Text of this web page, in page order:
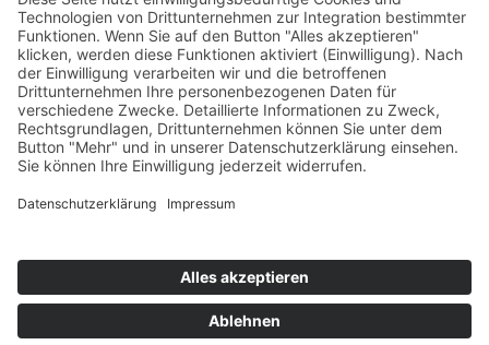
Top 100
Hot 50
Top Neueinsteiger
Highscores
DJ-Promo buchen